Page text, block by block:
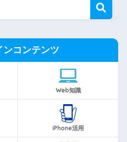
コンテンツ
Web知識
iPhone活用